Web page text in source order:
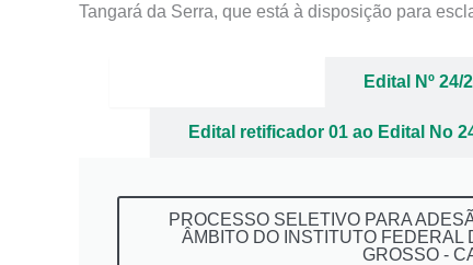
Tangará da Serra, que está à disposição para
Edital Nº 24/
Edital retificador 01 ao Edital No
PROCESSO SELETIVO PARA
ÂMBITO DO INSTITUTO FEDERAL
GROSSO -